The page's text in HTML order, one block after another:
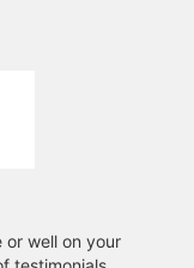
or well on your